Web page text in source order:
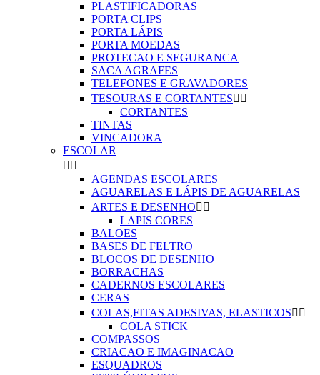
PLASTIFICADORAS
PORTA CLIPS
PORTA LÁPIS
PORTA MOEDAS
PROTECAO E SEGURANCA
SACA AGRAFES
TELEFONES E GRAVADORES
TESOURAS E CORTANTES 
CORTANTES
TINTAS
VINCADORA
ESCOLAR
 
AGENDAS ESCOLARES
AGUARELAS E LÁPIS DE AGUARELAS
ARTES E DESENHO 
LAPIS CORES
BALOES
BASES DE FELTRO
BLOCOS DE DESENHO
BORRACHAS
CADERNOS ESCOLARES
CERAS
COLAS,FITAS ADESIVAS, ELASTICOS 
COLA STICK
COMPASSOS
CRIACAO E IMAGINACAO
ESQUADROS